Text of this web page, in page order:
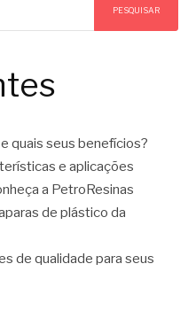
PESQUISAR
quais seus benefícios?
e aplicações
a PetroResinas
de plástico da
de qualidade para seus